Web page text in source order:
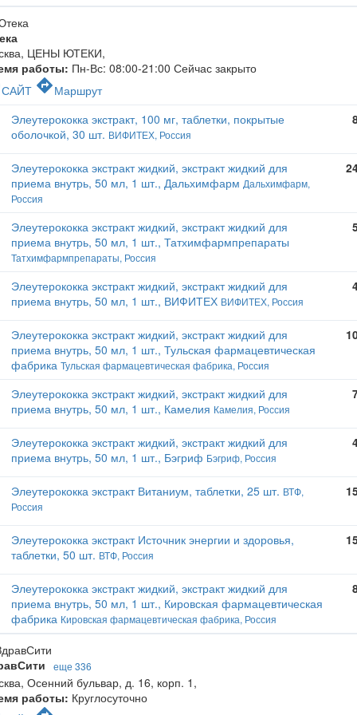
ЦЕНЫ ЮТЕКИ,
работы: Пн-Вс: 08:00-21:00 Сейчас закрыто
САЙТ directionsМаршрут
Элеутерококка экстракт, 100 мг, таблетки, покрытые
оболочкой, 30 шт. ВИФИТЕХ, Россия
Элеутерококка экстракт жидкий, экстракт жидкий для
приема внутрь, 50 мл, 1 шт., Дальхимфарм Дальхимфарм,
Россия
Элеутерококка экстракт жидкий, экстракт жидкий для
приема внутрь, 50 мл, 1 шт., Татхимфармпрепараты
Татхимфармпрепараты, Россия
Элеутерококка экстракт жидкий, экстракт жидкий для
приема внутрь, 50 мл, 1 шт., ВИФИТЕХ ВИФИТЕХ, Россия
Элеутерококка экстракт жидкий, экстракт жидкий для
приема внутрь, 50 мл, 1 шт., Тульская фармацевтическая
фабрика Тульская фармацевтическая фабрика, Россия
Элеутерококка экстракт жидкий, экстракт жидкий для
приема внутрь, 50 мл, 1 шт., Камелия Камелия, Россия
Элеутерококка экстракт жидкий, экстракт жидкий для
приема внутрь, 50 мл, 1 шт., Бэгриф Бэгриф, Россия
Элеутерококка экстракт Витаниум, таблетки, 25 шт. ВТФ,
Россия
Элеутерококка экстракт Источник энергии и здоровья,
таблетки, 50 шт. ВТФ, Россия
Элеутерококка экстракт жидкий, экстракт жидкий для
приема внутрь, 50 мл, 1 шт., Кировская фармацевтическая
фабрика Кировская фармацевтическая фабрика, Россия
еще 336
Осенний бульвар, д. 16, корп. 1,
работы: Круглосуточно